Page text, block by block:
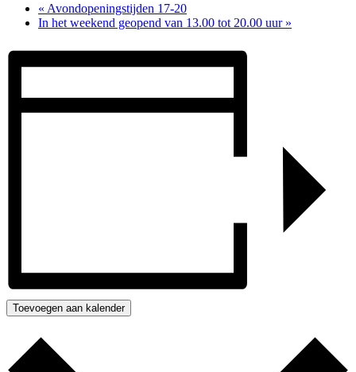
« Avondopeningstijden 17-20
In het weekend geopend van 13.00 tot 20.00 uur »
Toevoegen aan kalender